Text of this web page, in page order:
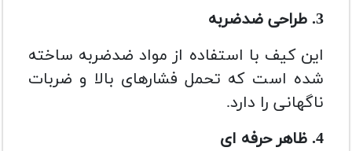
3. طراحی ضدضربه
این کیف با استفاده از مواد ضدضربه ساخته
شده است که تحمل فشارهای بالا و ضربات
ناگهانی را دارد.
4. ظاهر حرفه ای